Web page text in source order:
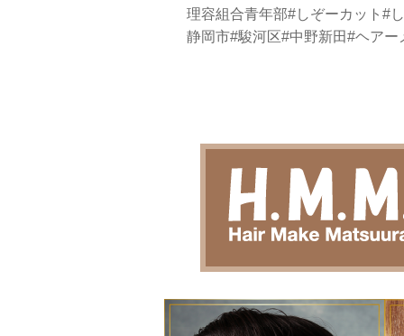
理容組合青年部#しぞーカット#
静岡市#駿河区#中野新田#ヘアー